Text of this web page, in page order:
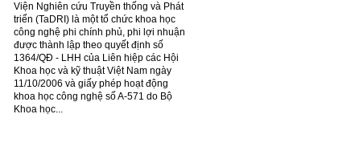
Viện Nghiên cứu Truyền thống và Phát
triển (TaDRI) là một tổ chức khoa học
công nghệ phi chính phủ, phi lợi nhuận
được thành lập theo quyết định số
1364/QĐ - LHH của Liên hiệp các Hội
Khoa học và kỹ thuật Việt Nam ngày
11/10/2006 và giấy phép hoạt động
khoa học công nghệ số A-571 do Bộ
Khoa học...